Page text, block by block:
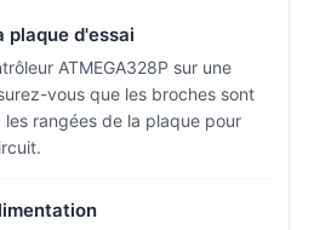
plaque d'essai
ATMEGA328P sur une
vous que les broches sont
les rangées de la plaque pour